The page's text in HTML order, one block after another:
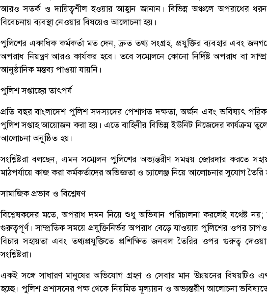
আরও সতর্ক ও দায়িত্বশীল হওয়ার আহ্বান জানান। বিভিন্ন অঞ্চলে অপরাধের ধরন
বিবেচনায় ব্যবস্থা নেওয়ার বিষয়েও আলোচনা হয়।
পুলিশের একাধিক কর্মকর্তা মত দেন, দ্রুত তথ্য সংগ্রহ, প্রযুক্তির ব্যবহার এবং
অপরাধ নিয়ন্ত্রণ আরও কার্যকর হবে। তবে সম্মেলনে কোনো নির্দিষ্ট অপরাধ বা
আনুষ্ঠানিক মন্তব্য পাওয়া যায়নি।
পুলিশ সপ্তাহের তাৎপর্য
প্রতি বছর বাংলাদেশ পুলিশ সদস্যদের পেশাগত দক্ষতা, অর্জন এবং ভবিষ্যৎ
পুলিশ সপ্তাহ আয়োজন করা হয়। এতে বাহিনীর বিভিন্ন ইউনিট নিজেদের কার্যক্রম তুলে
আলোচনা অনুষ্ঠিত হয়।
সংশ্লিষ্টরা বলছেন, এমন সম্মেলন পুলিশের অভ্যন্তরীণ সমন্বয় জোরদার করতে
মাঠপর্যায়ে কাজ করা কর্মকর্তাদের অভিজ্ঞতা ও চ্যালেঞ্জ নিয়ে আলোচনার সুযোগ তৈরি
সামাজিক প্রভাব ও বিশ্লেষণ
বিশ্লেষকদের মতে, অপরাধ দমন নিয়ে শুধু অভিযান পরিচালনা করলেই যথেষ্ট
গুরুত্বপূর্ণ। সাম্প্রতিক সময়ে প্রযুক্তিনির্ভর অপরাধ বেড়ে যাওয়ায় পুলিশের ওপর
বিচার সহায়তা এবং তথ্যপ্রযুক্তিতে প্রশিক্ষিত জনবল তৈরির ওপর গুরুত্ব
সংশ্লিষ্টরা।
একই সঙ্গে সাধারণ মানুষের অভিযোগ গ্রহণ ও সেবার মান উন্নয়নের বিষয়টিও
হচ্ছে। পুলিশ প্রশাসনের পক্ষ থেকে নিয়মিত মূল্যায়ন ও অভ্যন্তরীণ আলোচনা